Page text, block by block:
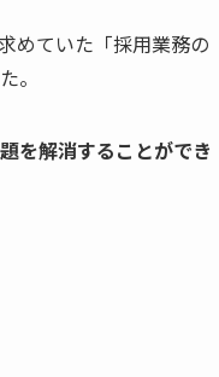
めていた「採用業務の
。
を解消することができ